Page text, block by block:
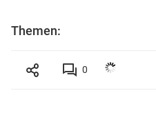
Themen:
0